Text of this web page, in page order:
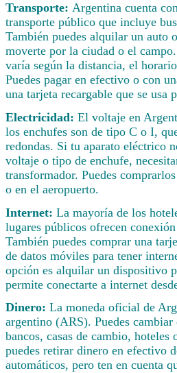
Transporte: Argentina cuenta
transporte público que incluye
También puedes alquilar un auto
moverte por la ciudad o el
varía según la distancia, el
Puedes pagar en efectivo o con
una tarjeta recargable que se usa
Electricidad: El voltaje en
los enchufes son de tipo C o I,
redondas. Si tu aparato eléctrico
voltaje o tipo de enchufe,
transformador. Puedes
o en el aeropuerto.
Internet: La mayoría de los
lugares públicos ofrecen
También puedes comprar una
de datos móviles para tener
opción es alquilar un dispositivo
permite conectarte a internet
Dinero: La moneda oficial de
argentino (ARS). Puedes
bancos, casas de cambio, hoteles
puedes retirar dinero en efectivo
automáticos, pero ten en cuenta